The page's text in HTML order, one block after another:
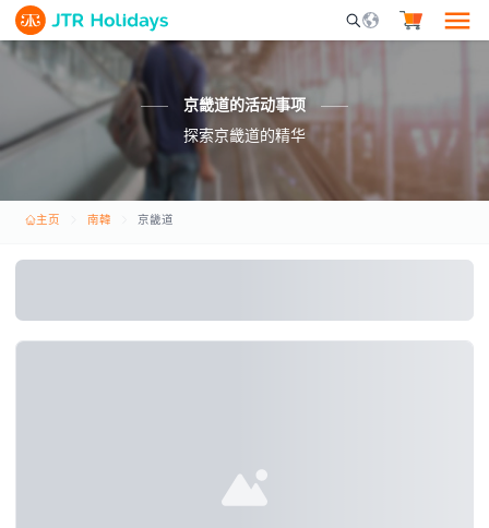
Mobile Search
京畿道的活动事项
探索京畿道的精华
主页 南韓 京畿道